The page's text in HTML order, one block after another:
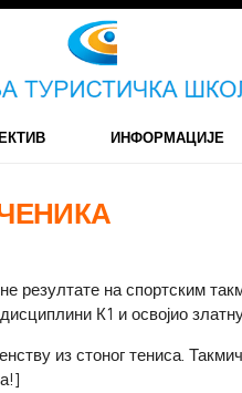
ИНФОРМАЦИЈЕ
резултате на спортским
К1 и освојио
из стоног тениса.